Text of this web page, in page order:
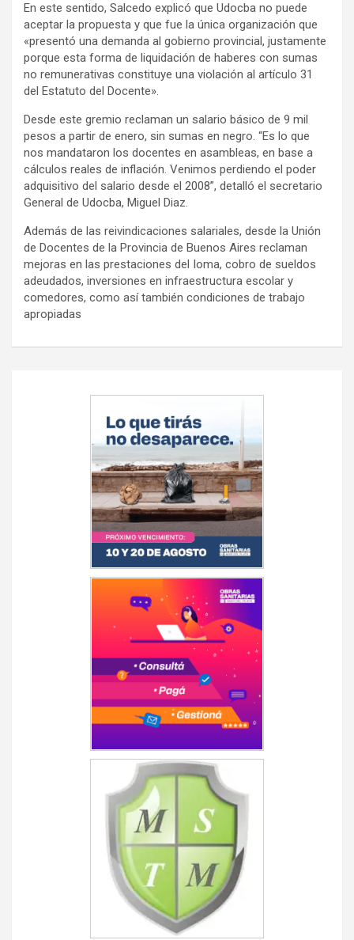
En este sentido, Salcedo explicó que Udocba no puede
aceptar la propuesta y que fue la única organización que
«presentó una demanda al gobierno provincial, justamente
porque esta forma de liquidación de haberes con sumas
no remunerativas constituye una violación al artículo 31
del Estatuto del Docente».
Desde este gremio reclaman un salario básico de 9 mil
pesos a partir de enero, sin sumas en negro. “Es lo que
nos mandataron los docentes en asambleas, en base a
cálculos reales de inflación. Venimos perdiendo el poder
adquisitivo del salario desde el 2008”, detalló el secretario
General de Udocba, Miguel Diaz.
Además de las reivindicaciones salariales, desde la Unión
de Docentes de la Provincia de Buenos Aires reclaman
mejoras en las prestaciones del Ioma, cobro de sueldos
adeudados, inversiones en infraestructura escolar y
comedores, como así también condiciones de trabajo
apropiadas